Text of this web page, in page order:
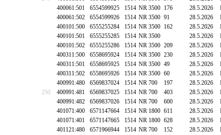
400061:501
6554599925 1514 NR 3500 176 28.5.2026
400061:502
6554599926 1514 NR 3500 91 28.5.2026
400101:500
6555255284 1514 NR 3500 162 28.5.2026
400101:501
6555255285 1514 NR 3500 28.5.2026
400101:502
6555255286 1514 NR 3500 209 28.5.2026
400311:500
6558695924 1514 NR 3500 230 28.5.2026
400311:501
6558695925 1514 NR 3500 49 28.5.2026
400311:502
6558695926 1514 NR 3500 60 28.5.2026
400991:480
6569837024 1514 NR 700 197 28.5.2026
250
400991:481 6569837025 1514 NR 700 403 28.5.2026
400991:482
6569837026 1514 NR 700 600 28.5.2026
401071:400
6571147664 1514 NR 1800 611 28.5.2026
401071:401
6571147665 1514 NR 1800 628 28.5.2026
401121:480
6571966944 1514 NR 700 152 28.5.2026